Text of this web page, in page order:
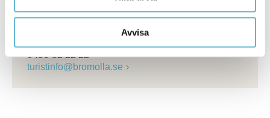
Avvisa
Bromölla turistinformation
0456-82 22 22
turistinfo@bromolla.se